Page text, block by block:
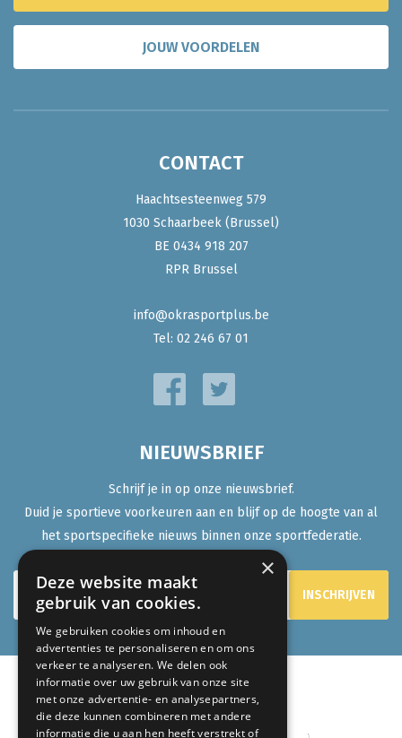
JOUW VOORDELEN
CONTACT
Haachtsesteenweg 579
1030 Schaarbeek (Brussel)
BE 0434 918 207
RPR Brussel
info@okrasportplus.be
Tel: 02 246 67 01
NIEUWSBRIEF
Schrijf je in op onze nieuwsbrief.
Duid je sportieve voorkeuren aan en blijf op de hoogte van al
het sportspecifieke nieuws binnen onze sportfederatie.
ONZE PARTNERS:
×
Deze website maakt
gebruik van cookies.
We gebruiken cookies om inhoud en
advertenties te personaliseren en om ons
verkeer te analyseren. We delen ook
informatie over uw gebruik van onze site
met onze advertentie- en analysepartners,
die deze kunnen combineren met andere
informatie die u aan hen heeft verstrekt of